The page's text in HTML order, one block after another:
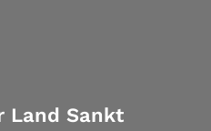
Land Sankt